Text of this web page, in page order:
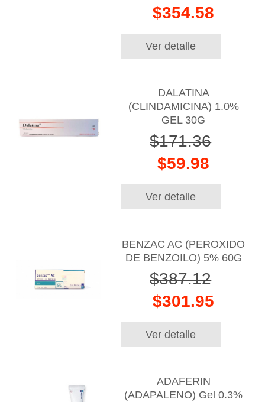
$354.58
Ver detalle
DALATINA
(CLINDAMICINA) 1.0%
GEL 30G
$171.36
$59.98
Ver detalle
BENZAC AC (PEROXIDO
DE BENZOILO) 5% 60G
$387.12
$301.95
Ver detalle
ADAFERIN
(ADAPALENO) Gel 0.3%